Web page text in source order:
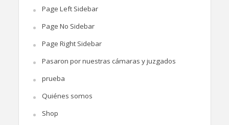
Page Left Sidebar
Page No Sidebar
Page Right Sidebar
Pasaron por nuestras cámaras y juzgados
prueba
Quiénes somos
Shop